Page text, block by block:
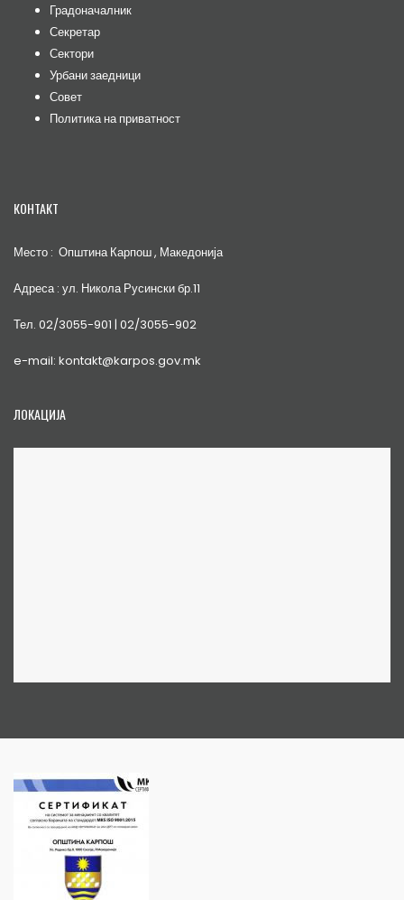
Градоначалник
Секретар
Сектори
Урбани заедници
Совет
Политика на приватност
КОНТАКТ
Место : Општина Карпош , Македонија
Адреса : ул. Никола Русински бр.11
Тел. 02/3055-901 | 02/3055-902
e-mail: kontakt@karpos.gov.mk
ЛОКАЦИЈА